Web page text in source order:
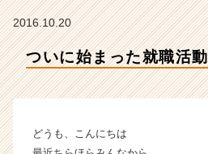
ィ
ィ
タ
2016.10.20
ついに始まった就職活動
どうも、こんにちは